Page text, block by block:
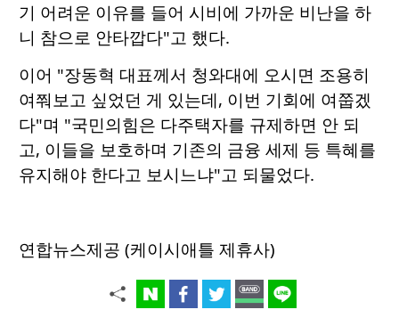
기 어려운 이유를 들어 시비에 가까운 비난을 하
니 참으로 안타깝다"고 했다.
이어 "장동혁 대표께서 청와대에 오시면 조용히
여쭤보고 싶었던 게 있는데, 이번 기회에 여쭙겠
다"며 "국민의힘은 다주택자를 규제하면 안 되
고, 이들을 보호하며 기존의 금융 세제 등 특혜를
유지해야 한다고 보시느냐"고 되물었다.
연합뉴스제공 (케이시애틀 제휴사)